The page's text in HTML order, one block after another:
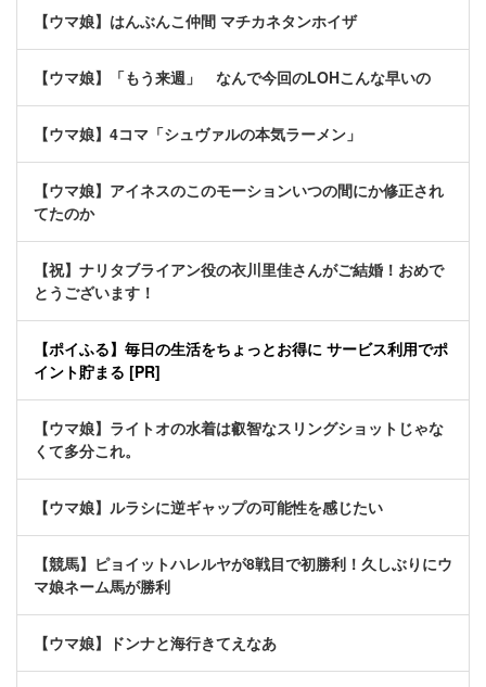
【ウマ娘】はんぶんこ仲間 マチカネタンホイザ
【ウマ娘】「もう来週」 なんで今回のLOHこんな早いの
【ウマ娘】4コマ「シュヴァルの本気ラーメン」
【ウマ娘】アイネスのこのモーションいつの間にか修正され
てたのか
【祝】ナリタブライアン役の衣川里佳さんがご結婚！おめで
とうございます！
【ポイふる】毎日の生活をちょっとお得に サービス利用でポ
イント貯まる [PR]
【ウマ娘】ライトオの水着は叡智なスリングショットじゃな
くて多分これ。
【ウマ娘】ルラシに逆ギャップの可能性を感じたい
【競馬】ピョイットハレルヤが8戦目で初勝利！久しぶりにウ
マ娘ネーム馬が勝利
【ウマ娘】ドンナと海行きてえなあ